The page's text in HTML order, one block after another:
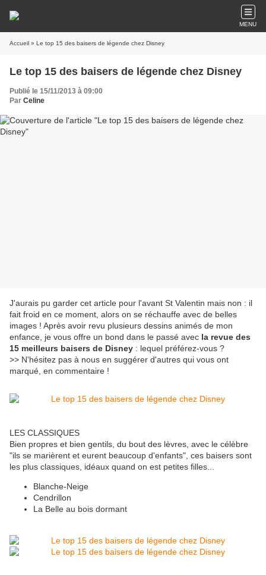
MENU
Accueil » Le top 15 des baisers de légende chez Disney
Le top 15 des baisers de légende chez Disney
Publié le 15/11/2013 à 09:00
Par Celine
J'aurais pu garder cet article pour l'avant St Valentin mais non : il
fait froid en ce moment, alors on se réchauffe avec de belles
images ! Après avoir revu plusieurs dessins animés de mon
enfance, je vous offre un bond dans le passé avec la revue des
15 meilleurs baisers de Disney : lequel préférez-vous ?
>> N'hésitez pas à nous en suggérer d'autres qui vous ont
marqué, en commentaire !
LES CLASSIQUES
Bien propres et bien gentils, du bout des lèvres, avec le célèbre
"ils se marièrent et eurent beaucoup d'enfants", ces baisers sont
les plus classiques, idéaux quand on est petites filles...
Blanche-Neige
Cendrillon
La Belle au bois dormant